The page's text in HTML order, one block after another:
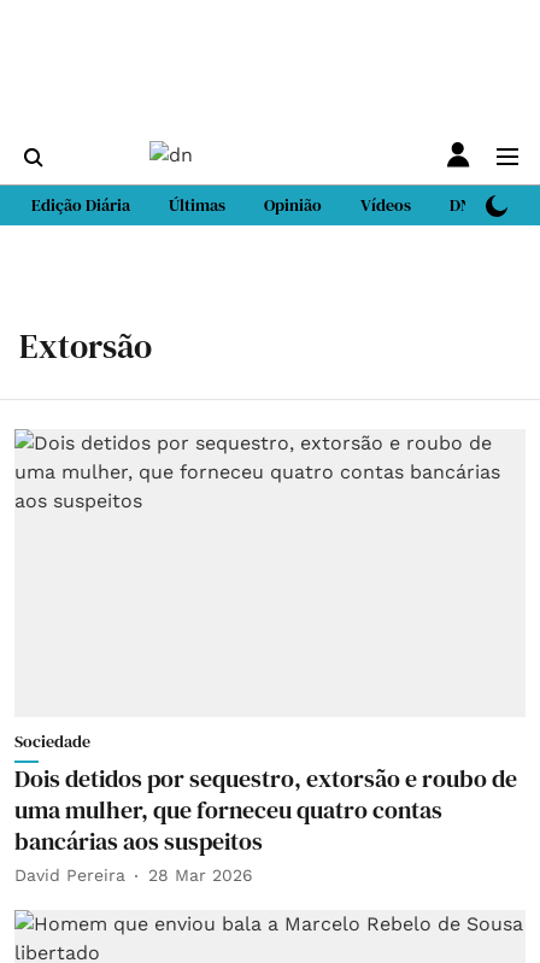
Edição Diária Últimas Opinião Vídeos DN Sport
Extorsão
Sociedade
Dois detidos por sequestro, extorsão e roubo de
uma mulher, que forneceu quatro contas
bancárias aos suspeitos
David Pereira 28 Mar 2026